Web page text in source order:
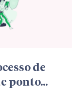
de
ponto...